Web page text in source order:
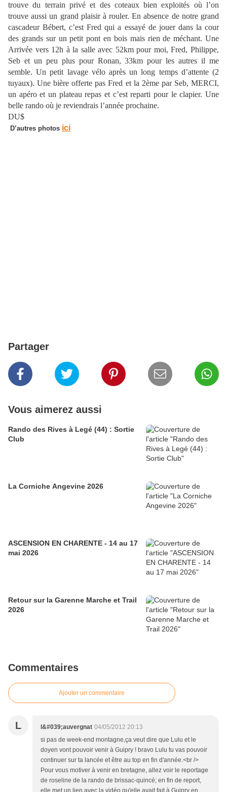
trouve du terrain privé et des coteaux bien exploités où l’on
trouve aussi un grand plaisir à rouler. En absence de notre grand
cascadeur Bébert, c’est Fred qui a essayé de jouer dans la cour
des grands sur un petit pont en bois mais rien de méchant. Une
Arrivée vers 12h à la salle avec 52km pour moi, Fred, Philippe,
Seb et un peu plus pour Ronan, 33km pour les autres il me
semble. Un petit lavage vélo après un long temps d’attente (2
tuyaux). Une bière offerte pas Fred et la 2ème par Seb, MERCI,
un apéro et un plateau repas et c’est reparti pour le clapier. Une
belle rando où je reviendrais l’année prochaine.
DU$
D’autres photos ici
Partager
Vous aimerez aussi
Rando des Rives à Legé (44) : Sortie
Club
La Corniche Angevine 2026
ASCENSION EN CHARENTE - 14 au 17
mai 2026
Retour sur la Garenne Marche et Trail
2026
Commentaires
Ajouter un commentaire
L l&#039;auvergnat 04/05/2012 20:13
si pas de week-end montagne,ça veut dire que Lulu et le
doyen vont pouvoir venir à Guipry ! bravo Lulu tu vas pouvoir
continuer sur ta lancée et être au top en fin d'année.<br />
Pour vous motiver à venir en bretagne, allez voir le reportage
de roseline de la rando de brissac-quincé; en fin de report,
elle met un lien avec la vidéo qu'elle avait fait à Guipry en